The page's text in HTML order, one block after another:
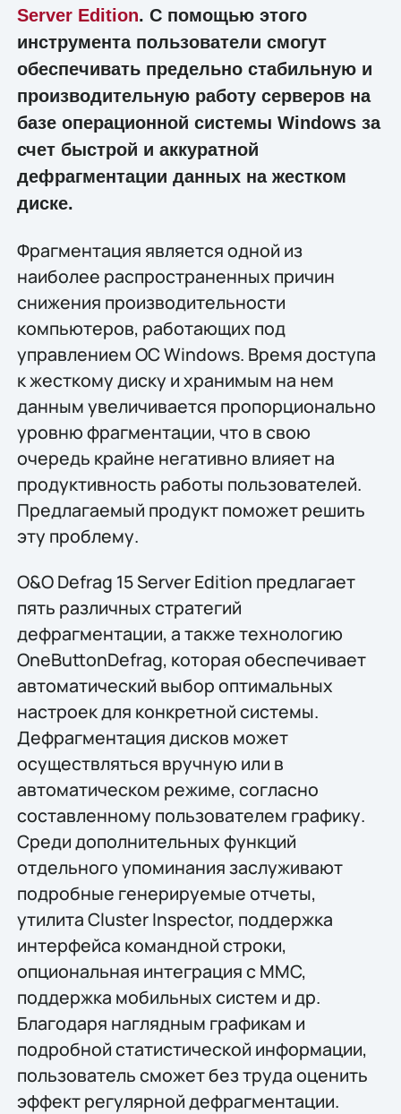
Server Edition. С помощью этого
инструмента пользователи смогут
обеспечивать предельно стабильную и
производительную работу серверов на
базе операционной системы Windows за
счет быстрой и аккуратной
дефрагментации данных на жестком
диске.
Фрагментация является одной из
наиболее распространенных причин
снижения производительности
компьютеров, работающих под
управлением ОС Windows. Время доступа
к жесткому диску и хранимым на нем
данным увеличивается пропорционально
уровню фрагментации, что в свою
очередь крайне негативно влияет на
продуктивность работы пользователей.
Предлагаемый продукт поможет решить
эту проблему.
O&O Defrag 15 Server Edition предлагает
пять различных стратегий
дефрагментации, а также технологию
OneButtonDefrag, которая обеспечивает
автоматический выбор оптимальных
настроек для конкретной системы.
Дефрагментация дисков может
осуществляться вручную или в
автоматическом режиме, согласно
составленному пользователем графику.
Среди дополнительных функций
отдельного упоминания заслуживают
подробные генерируемые отчеты,
утилита Cluster Inspector, поддержка
интерфейса командной строки,
опциональная интеграция с MMC,
поддержка мобильных систем и др.
Благодаря наглядным графикам и
подробной статистической информации,
пользователь сможет без труда оценить
эффект регулярной дефрагментации.